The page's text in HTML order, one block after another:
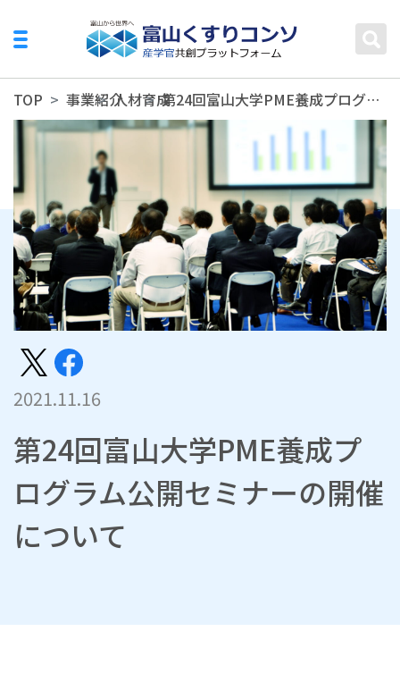
TOP 事業紹介人材育成 第24回富山大学PME養成プログラム公開セミナーの開催について
2021.11.16
第24回富山大学PME養成プ
ログラム公開セミナーの開催
について